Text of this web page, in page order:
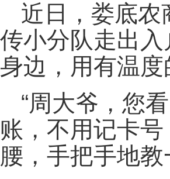
近日，娄底农
传小分队走出
身边，用有温
“周大爷，您
账，不用记卡
腰，手把手地